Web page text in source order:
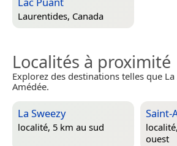
Laurentides, Canada
Localités à proximité
Explorez des destinations telles que La
Amédée.
La Sweezy
localité, 5 km au sud
Saint-
ouest